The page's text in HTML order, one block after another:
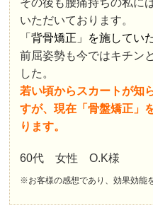
その後も腰痛持ちの私に
いただいております。
「背骨矯正」を施してい
前屈姿勢も今ではキチン
した。
若い頃からスカートが知
すが、現在「骨盤矯正」
ります。
60代 女性 O.K様
※お客様の感想であり、効果効能